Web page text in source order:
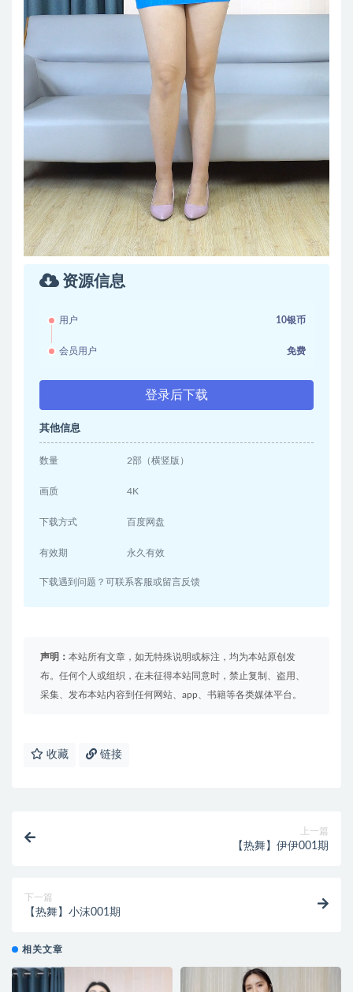
资源信息
用户 10银币
会员用户 免费
登录后下载
其他信息
数量 2部（横竖版）
画质 4K
下载方式 百度网盘
有效期 永久有效
下载遇到问题？可联系客服或留言反馈
声明： 本站所有文章，如无特殊说明或标注，均为本站原创发
布。任何个人或组织，在未征得本站同意时，禁止复制、盗用、
采集、发布本站内容到任何网站、app、书籍等各类媒体平台。
收藏 链接
上一篇
【热舞】伊伊001期
下一篇
【热舞】小沫001期
相关文章